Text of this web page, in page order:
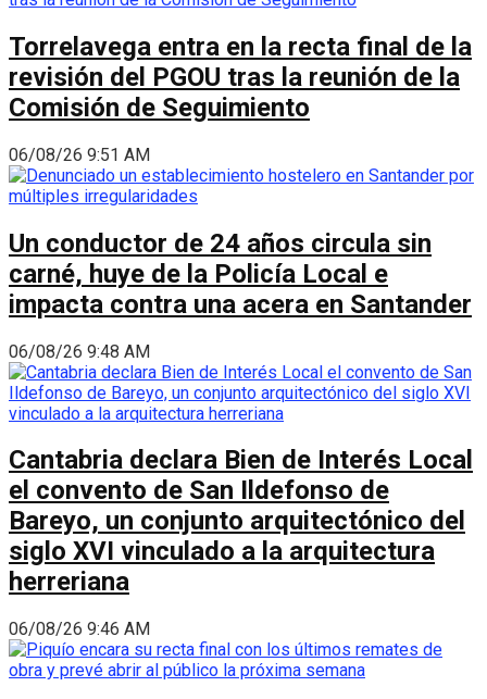
Torrelavega entra en la recta final de la
revisión del PGOU tras la reunión de la
Comisión de Seguimiento
06/08/26 9:51 AM
Un conductor de 24 años circula sin
carné, huye de la Policía Local e
impacta contra una acera en Santander
06/08/26 9:48 AM
Cantabria declara Bien de Interés Local
el convento de San Ildefonso de
Bareyo, un conjunto arquitectónico del
siglo XVI vinculado a la arquitectura
herreriana
06/08/26 9:46 AM